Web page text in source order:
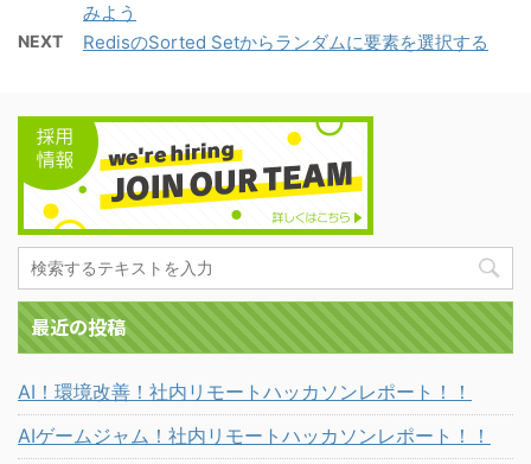
みよう
NEXT RedisのSorted Setからランダムに要素を選択する
最近の投稿
AI！環境改善！社内リモートハッカソンレポート！！
AIゲームジャム！社内リモートハッカソンレポート！！